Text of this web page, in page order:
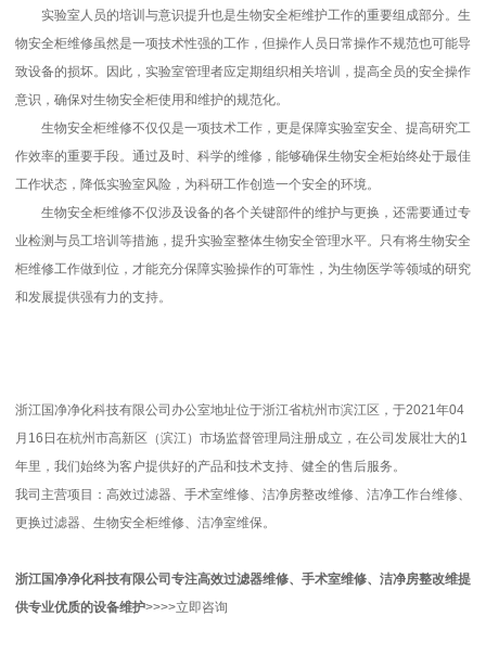
实验室人员的培训与意识提升也是生物安全柜维护工作的重要组成部分。生
物安全柜维修虽然是一项技术性强的工作，但操作人员日常操作不规范也可能导
致设备的损坏。因此，实验室管理者应定期组织相关培训，提高全员的安全操作
意识，确保对生物安全柜使用和维护的规范化。
生物安全柜维修不仅仅是一项技术工作，更是保障实验室安全、提高研究工
作效率的重要手段。通过及时、科学的维修，能够确保生物安全柜始终处于最佳
工作状态，降低实验室风险，为科研工作创造一个安全的环境。
生物安全柜维修不仅涉及设备的各个关键部件的维护与更换，还需要通过专
业检测与员工培训等措施，提升实验室整体生物安全管理水平。只有将生物安全
柜维修工作做到位，才能充分保障实验操作的可靠性，为生物医学等领域的研究
和发展提供强有力的支持。
浙江国净净化科技有限公司办公室地址位于浙江省杭州市滨江区，于2021年04
月16日在杭州市高新区（滨江）市场监督管理局注册成立，在公司发展壮大的1
年里，我们始终为客户提供好的产品和技术支持、健全的售后服务。
我司主营项目：高效过滤器、手术室维修、洁净房整改维修、洁净工作台维修、
更换过滤器、生物安全柜维修、洁净室维保。
浙江国净净化科技有限公司 专注高效过滤器维修、手术室维修、洁净房整改维提
供专业优质的设备维护>>>>立即咨询